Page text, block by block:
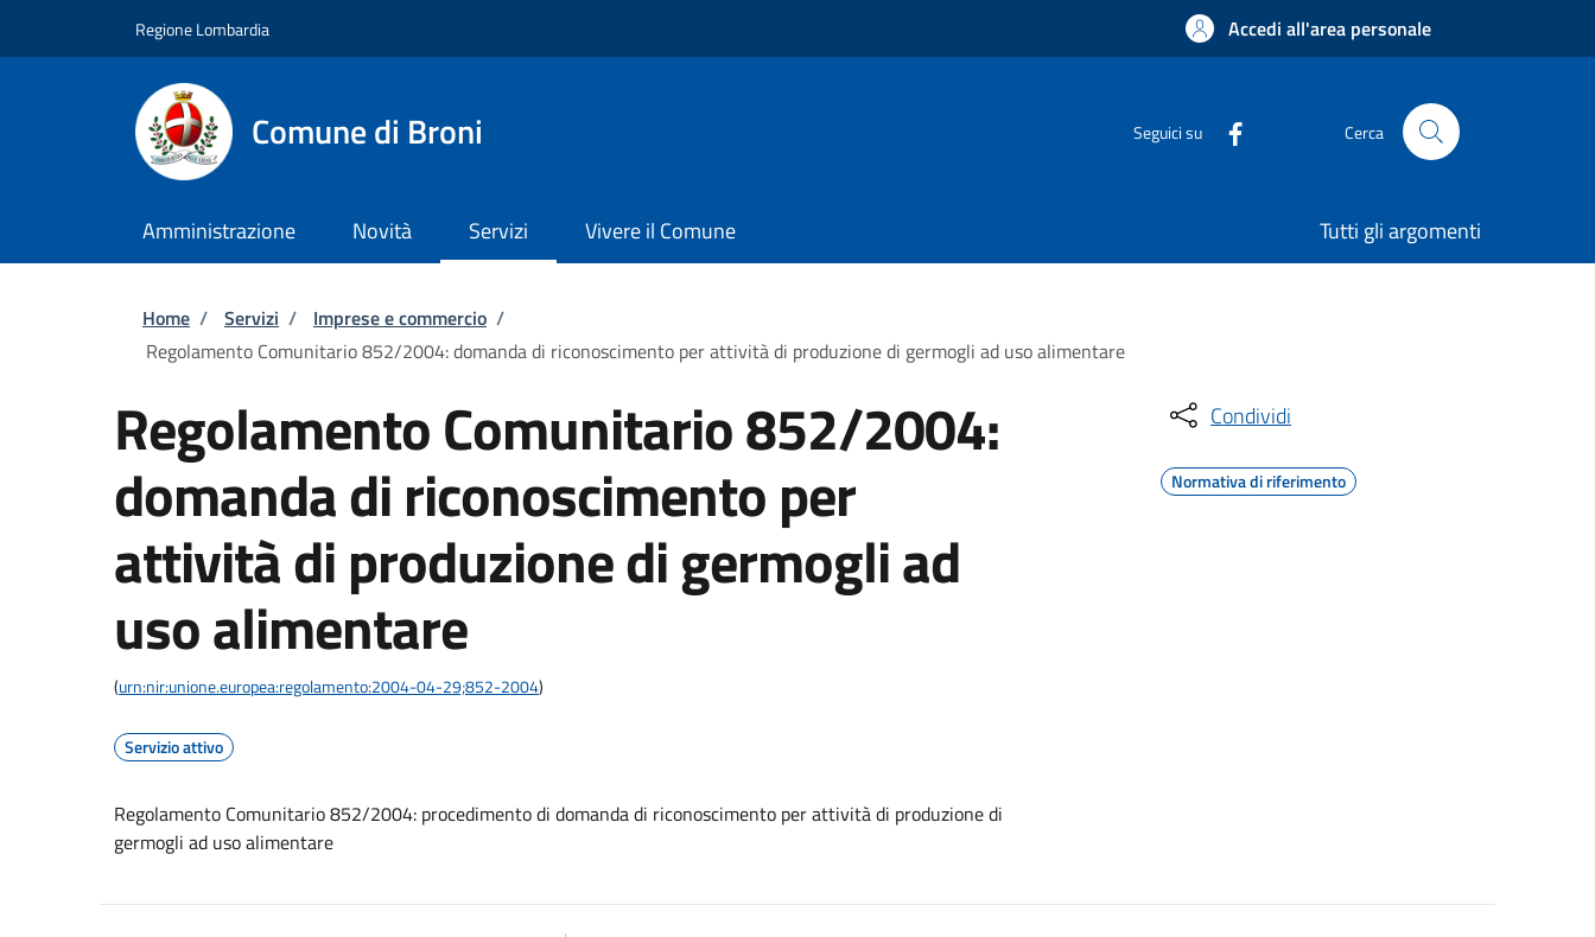
Regione Lombardia Accedi all'area personale
Comune di Broni Seguici su Cerca
Amministrazione Novità Servizi Vivere il Comune Tutti gli argomenti
Briciole di pane
Home / Servizi / Imprese e commercio /
Regolamento Comunitario 852/2004: domanda di riconoscimento per attività di produzione di germogli ad uso alimentare
Regolamento Comunitario 852/2004:
domanda di riconoscimento per
attività di produzione di germogli ad
uso alimentare
(urn:nir:unione.europea:regolamento:2004-04-29;852-2004)
Servizio attivo
Regolamento Comunitario 852/2004: procedimento di domanda di riconoscimento per attività di produzione di
germogli ad uso alimentare
Condividi
Normativa di riferimento